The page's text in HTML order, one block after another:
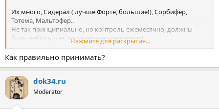
Их много, Сидерал ( лучше Форте, большие!), Сорбифер,
Тотема, Мальтофер..
Не так принципиально, но контроль ежемесячно, должны
быть небольшие, но заметные изменения!
Минус у всех - могут давать запоры, то есть необходимо
планово запоры профилактировать!!
Нажмите для раскрытия...
Как правильно принимать?
dok34.ru
Moderator